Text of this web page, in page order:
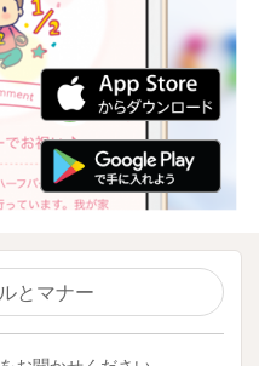
とマナー